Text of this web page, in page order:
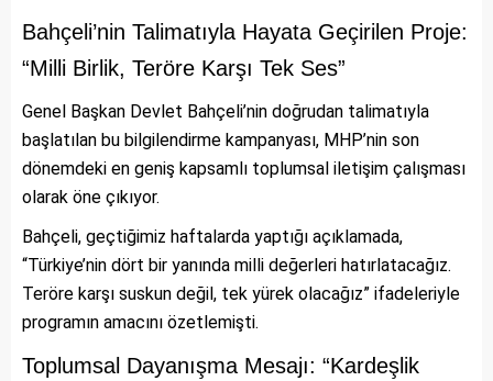
Bahçeli’nin Talimatıyla Hayata Geçirilen Proje:
“Milli Birlik, Teröre Karşı Tek Ses”
Genel Başkan Devlet Bahçeli’nin doğrudan talimatıyla
başlatılan bu bilgilendirme kampanyası, MHP’nin son
dönemdeki en geniş kapsamlı toplumsal iletişim çalışması
olarak öne çıkıyor.
Bahçeli, geçtiğimiz haftalarda yaptığı açıklamada,
“Türkiye’nin dört bir yanında milli değerleri hatırlatacağız.
Teröre karşı suskun değil, tek yürek olacağız” ifadeleriyle
programın amacını özetlemişti.
Toplumsal Dayanışma Mesajı: “Kardeşlik